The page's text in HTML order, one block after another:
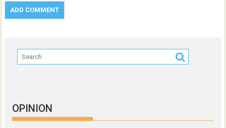
OPINION